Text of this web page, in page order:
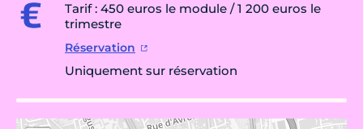
Tarif : 450 euros le module / 1 200 euros le
trimestre
Réservation
Uniquement sur réservation